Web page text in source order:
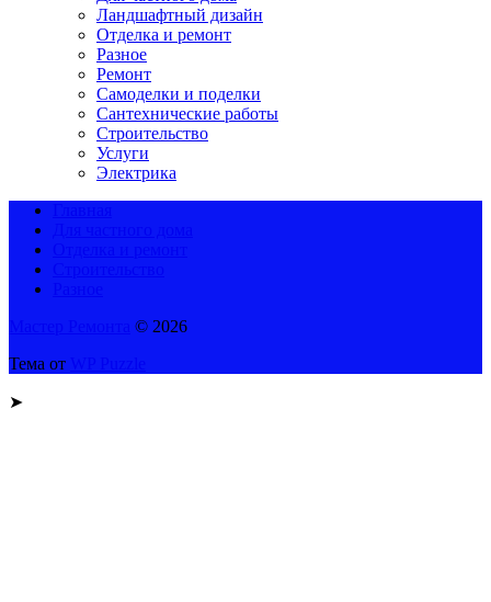
Ландшафтный дизайн
Отделка и ремонт
Разное
Ремонт
Самоделки и поделки
Сантехнические работы
Строительство
Услуги
Электрика
© 2026
Тема от
➤